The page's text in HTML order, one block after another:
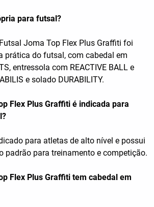
para futsal?
Joma Top Flex Plus Graffiti foi
prática do futsal, com cabedal em
entressola com REACTIVE BALL e
e solado DURABILITY.
Flex Plus Graffiti é indicada para
para atletas de alto nível e possui
padrão para treinamento e competição.
Flex Plus Graffiti tem cabedal em